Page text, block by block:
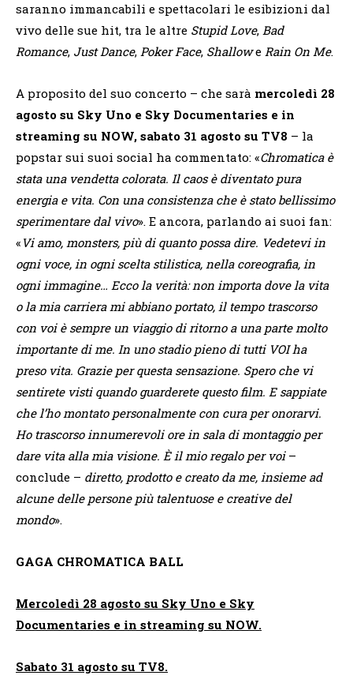
saranno immancabili e spettacolari le esibizioni dal
vivo delle sue hit, tra le altre Stupid Love, Bad
Romance, Just Dance, Poker Face, Shallowe Rain On Me.
A proposito del suo concerto – che sarà mercoledì 28
agosto su Sky Uno e Sky Documentaries e in
streaming su NOW, sabato 31 agosto su TV8 – la
popstar sui suoi social ha commentato: «Chromatica è
stata una vendetta colorata. Il caos è diventato pura
energia e vita. Con una consistenza che è stato bellissimo
sperimentare dal vivo». E ancora, parlando ai suoi fan:
« Vi amo, monsters, più di quanto possa dire. Vedetevi in
ogni voce, in ogni scelta stilistica, nella coreografia, in
ogni immagine… Ecco la verità: non importa dove la vita
o la mia carriera mi abbiano portato, il tempo trascorso
con voi è sempre un viaggio di ritorno a una parte molto
importante di me. In uno stadio pieno di tutti VOI ha
preso vita. Grazie per questa sensazione. Spero che vi
sentirete visti quando guarderete questo film. E sappiate
che l’ho montato personalmente con cura per onorarvi.
Ho trascorso innumerevoli ore in sala di montaggio per
dare vita alla mia visione. È il mio regalo per voi –
conclude – diretto, prodotto e creato da me, insieme ad
alcune delle persone più talentuose e creative del
mondo».
GAGA CHROMATICA BALL
Mercoledì 28 agosto su Sky Uno e Sky
Documentaries e in streaming su NOW.
Sabato 31 agosto su TV8.